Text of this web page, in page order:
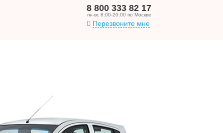
8 800 333 82 17
пн-вс 8:00-20:00 по Москве
Перезвоните мне